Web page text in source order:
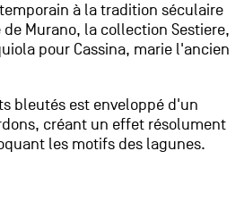
à la tradition séculaire
Murano, la collection Sestiere,
pour Cassina, marie l'ancien
bleutés est enveloppé d'un
créant un effet résolument
les motifs des lagunes.